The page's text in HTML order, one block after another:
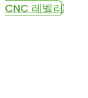
CNC 레벨러